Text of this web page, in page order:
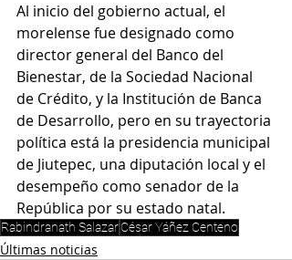
Al inicio del gobierno actual, el
morelense fue designado como
director general del Banco del
Bienestar, de la Sociedad Nacional
de Crédito, y la Institución de Banca
de Desarrollo, pero en su trayectoria
política está la presidencia municipal
de Jiutepec, una diputación local y el
desempeño como senador de la
República por su estado natal.
Rabindranath SalazarCésar Yáñez Centeno
Últimas noticias